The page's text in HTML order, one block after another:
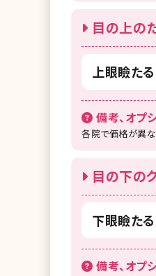
目の上の
上眼瞼た
備考、オプ
各院で価格が異
目の下の
下眼瞼た
備考、オプ